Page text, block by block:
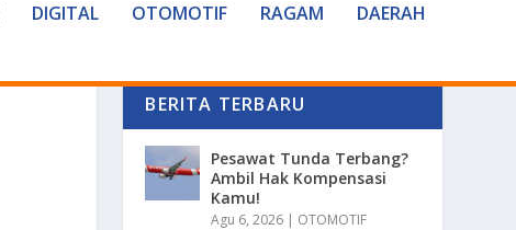
DIGITAL OTOMOTIF RAGAM DAERAH
BERITA TERBARU
Pesawat Tunda Terbang?
Ambil Hak Kompensasi
Kamu!
Agu 6, 2026 | OTOMOTIF